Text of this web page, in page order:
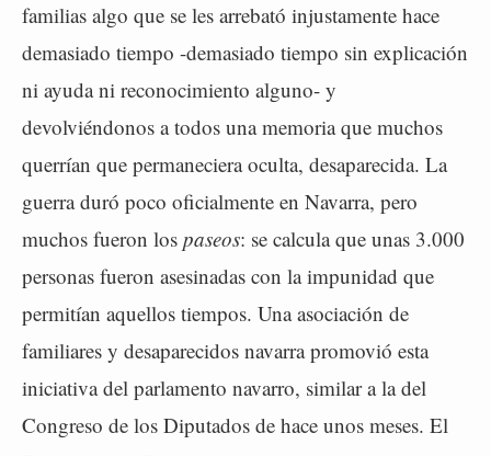
familias algo que se les arrebató injustamente hace
demasiado tiempo -demasiado tiempo sin explicación
ni ayuda ni reconocimiento alguno- y
devolviéndonos a todos una memoria que muchos
querrían que permaneciera oculta, desaparecida. La
guerra duró poco oficialmente en Navarra, pero
muchos fueron los paseos: se calcula que unas 3.000
personas fueron asesinadas con la impunidad que
permitían aquellos tiempos. Una asociación de
familiares y desaparecidos navarra promovió esta
iniciativa del parlamento navarro, similar a la del
Congreso de los Diputados de hace unos meses. El